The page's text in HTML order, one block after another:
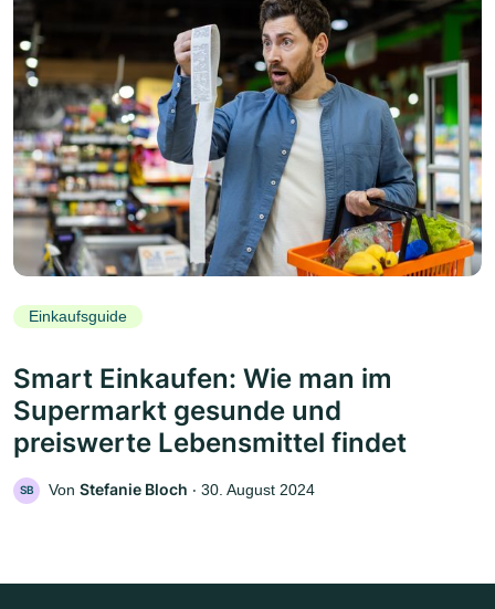
Einkaufsguide
Smart Einkaufen: Wie man im
Supermarkt gesunde und
preiswerte Lebensmittel findet
SB Von Stefanie Bloch ‧ 30. August 2024